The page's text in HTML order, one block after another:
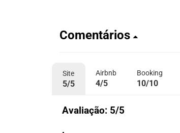
Comentários
Site
5/5
Airbnb
4/5
Booking
10/10
Avaliação: 5/5